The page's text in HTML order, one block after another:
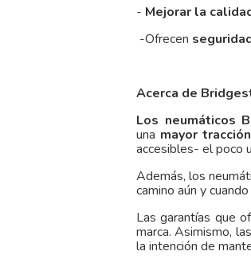
- Mejorar la
-Ofrecen
Acerca de
Los neumáticos
una mayor
accesibles- el poco
Además, los
camino aún y
Las garantías que
marca. Asimismo,
la intención de